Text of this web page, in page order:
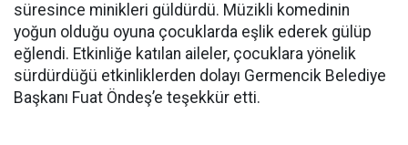
süresince minikleri güldürdü. Müzikli komedinin
yoğun olduğu oyuna çocuklarda eşlik ederek gülüp
eğlendi. Etkinliğe katılan aileler, çocuklara yönelik
sürdürdüğü etkinliklerden dolayı Germencik Belediye
Başkanı Fuat Öndeş’e teşekkür etti.